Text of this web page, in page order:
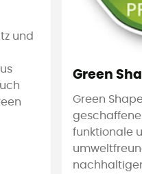
und
Green
Green
funktionale